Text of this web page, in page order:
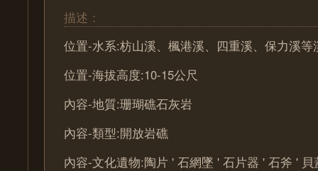
描述：
位置-水系:枋山溪、楓港溪、四重溪、保力溪等
位置-海拔高度:10-15公尺
內容-地質:珊瑚礁石灰岩
內容-類型:開放岩礁
內容-文化遺物:陶片 ' 石網墜 ' 石片器 ' 石斧 '